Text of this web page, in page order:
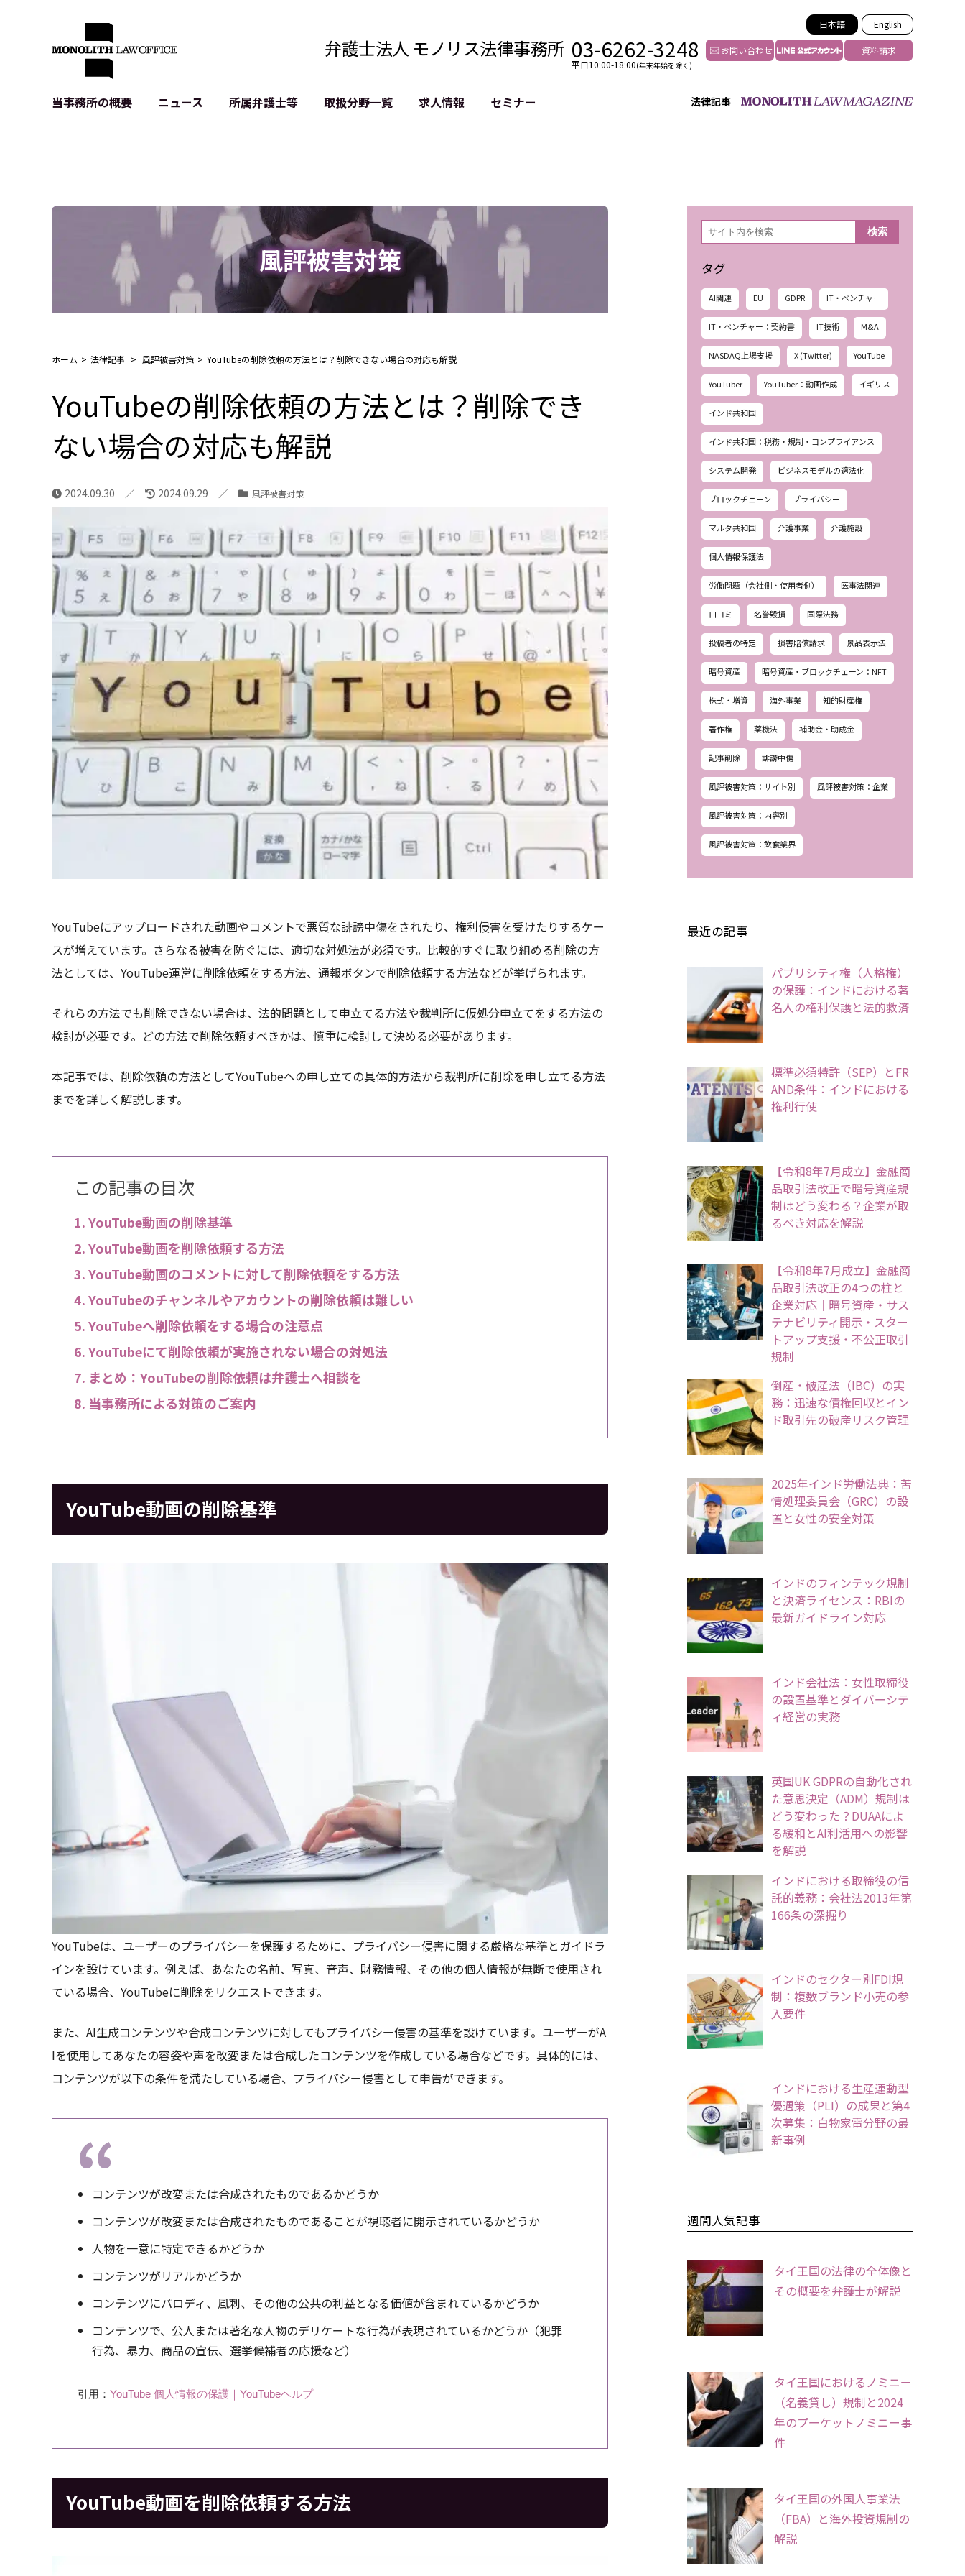
日本語 English
弁護士法人 モノリス法律事務所 03-6262-3248
平日10:00-18:00(年末年始を除く)
お問い合わせ 資料請求
法律記事
当事務所の概要 ニュース 所属弁護士等 取扱分野一覧
生成AI関連法務
記事・LPの薬機法等チェック
D2C等の不正転売対策
サイバー犯罪の刑事告訴等
GDPR対応支援
リスティング汚染の削除対策
YouTube等SNSのM&A
求人情報 セミナー
風評被害対策
ホーム > 法律記事 > 風評被害対策 > YouTubeの削除依頼の方法とは？削除できない場合の対応も解説
YouTubeの削除依頼の方法とは？削除でき
ない場合の対応も解説
2024.09.30 2024.09.29 風評被害対策
YouTubeにアップロードされた動画やコメントで悪質な誹謗中傷をされたり、権利侵害を受けたりするケー
スが増えています。さらなる被害を防ぐには、適切な対処法が必須です。比較的すぐに取り組める削除の方
法としては、YouTube運営に削除依頼をする方法、通報ボタンで削除依頼する方法などが挙げられます。
それらの方法でも削除できない場合は、法的問題として申立てる方法や裁判所に仮処分申立てをする方法の
検討が必要です。どの方法で削除依頼すべきかは、慎重に検討して決める必要があります。
本記事では、削除依頼の方法としてYouTubeへの申し立ての具体的方法から裁判所に削除を申し立てる方法
までを詳しく解説します。
この記事の目次
YouTube動画の削除基準
YouTube動画を削除依頼する方法
YouTube動画のコメントに対して削除依頼をする方法
YouTubeのチャンネルやアカウントの削除依頼は難しい
YouTubeへ削除依頼をする場合の注意点
YouTubeにて削除依頼が実施されない場合の対処法
まとめ：YouTubeの削除依頼は弁護士へ相談を
当事務所による対策のご案内
YouTube動画の削除基準
YouTubeは、ユーザーのプライバシーを保護するために、プライバシー侵害に関する厳格な基準とガイドラ
インを設けています。例えば、あなたの名前、写真、音声、財務情報、その他の個人情報が無断で使用され
ている場合、YouTubeに削除をリクエストできます。
また、AI生成コンテンツや合成コンテンツに対してもプライバシー侵害の基準を設けています。ユーザーがA
Iを使用してあなたの容姿や声を改変または合成したコンテンツを作成している場合などです。具体的には、
コンテンツが以下の条件を満たしている場合、プライバシー侵害として申告ができます。
コンテンツが改変または合成されたものであるかどうか
コンテンツが改変または合成されたものであることが視聴者に開示されているかどうか
人物を一意に特定できるかどうか
コンテンツがリアルかどうか
コンテンツにパロディ、風刺、その他の公共の利益となる価値が含まれているかどうか
コンテンツで、公人または著名な人物のデリケートな行為が表現されているかどうか（犯罪
行為、暴力、商品の宣伝、選挙候補者の応援など）
引用： YouTube 個人情報の保護｜YouTubeヘルプ
YouTube動画を削除依頼する方法
検
索 検索
タグ
AI関連 EU GDPR IT・ベンチャー
IT・ベンチャー：契約書 IT技術 M&A
NASDAQ上場支援 X (Twitter) YouTube
YouTuber YouTuber：動画作成 イギリス
インド共和国
インド共和国：税務・規制・コンプライアンス
システム開発 ビジネスモデルの適法化
ブロックチェーン プライバシー
マルタ共和国 介護事業 介護施設
個人情報保護法
労働問題（会社側・使用者側） 医事法関連
口コミ 名誉毀損 国際法務
投稿者の特定 損害賠償請求 景品表示法
暗号資産 暗号資産・ブロックチェーン：NFT
株式・増資 海外事業 知的財産権
著作権 薬機法 補助金・助成金
記事削除 誹謗中傷
風評被害対策：サイト別 風評被害対策：企業
風評被害対策：内容別
風評被害対策：飲食業界
最近の記事
パブリシティ権（人格権）
の保護：インドにおける著
名人の権利保護と法的救済
標準必須特許（SEP）とFR
AND条件：インドにおける
権利行使
【令和8年7月成立】金融商
品取引法改正で暗号資産規
制はどう変わる？企業が取
るべき対応を解説
【令和8年7月成立】金融商
品取引法改正の4つの柱と
企業対応｜暗号資産・サス
テナビリティ開示・スター
トアップ支援・不公正取引
規制
倒産・破産法（IBC）の実
務：迅速な債権回収とイン
ド取引先の破産リスク管理
2025年インド労働法典：苦
情処理委員会（GRC）の設
置と女性の安全対策
インドのフィンテック規制
と決済ライセンス：RBIの
最新ガイドライン対応
インド会社法：女性取締役
の設置基準とダイバーシテ
ィ経営の実務
英国UK GDPRの自動化され
た意思決定（ADM）規制は
どう変わった？DUAAによ
る緩和とAI利活用への影響
を解説
インドにおける取締役の信
託的義務：会社法2013年第
166条の深掘り
インドのセクター別FDI規
制：複数ブランド小売の参
入要件
インドにおける生産連動型
優遇策（PLI）の成果と第4
次募集：白物家電分野の最
新事例
週間人気記事
タイ王国の法律の全体像と
その概要を弁護士が解説
タイ王国におけるノミニー
（名義貸し）規制と2024
年のプーケットノミニー事
件
タイ王国の外国人事業法
（FBA）と海外投資規制の
解説